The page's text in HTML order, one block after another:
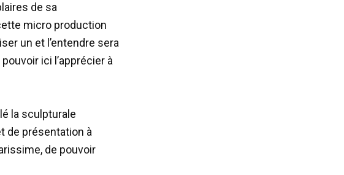
de sa
micro production
un et l’entendre sera
ici l’apprécier à
la sculpturale
de présentation à
de pouvoir